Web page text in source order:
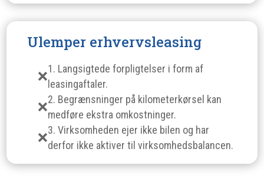
Ulemper erhvervsleasing
1. Langsigtede forpligtelser i form af
leasingaftaler.
2. Begrænsninger på kilometerkørsel kan
medføre ekstra omkostninger.
3. Virksomheden ejer ikke bilen og har
derfor ikke aktiver til virksomhedsbalancen.